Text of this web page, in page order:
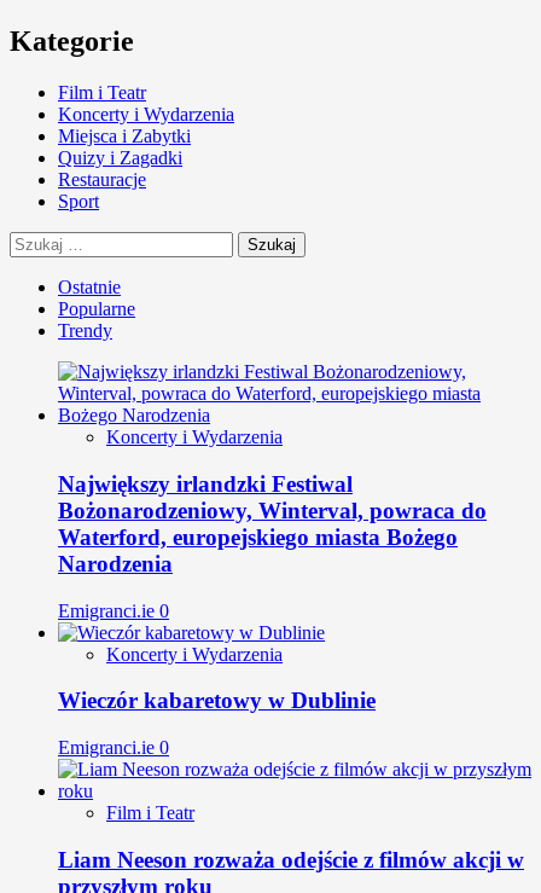
Kategorie
Film i Teatr
Koncerty i Wydarzenia
Miejsca i Zabytki
Quizy i Zagadki
Restauracje
Sport
Szukaj:
Ostatnie
Popularne
Trendy
Koncerty i Wydarzenia
Największy irlandzki Festiwal
Bożonarodzeniowy, Winterval, powraca do
Waterford, europejskiego miasta Bożego
Narodzenia
Emigranci.ie 0
Koncerty i Wydarzenia
Wieczór kabaretowy w Dublinie
Emigranci.ie 0
Film i Teatr
Liam Neeson rozważa odejście z filmów akcji w
przyszłym roku